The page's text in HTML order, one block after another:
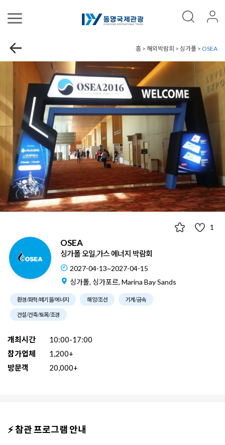
홈 > 해외박람회 > 싱가폴 > OSEA
1
OSEA
싱가폴 오일,가스 에너지 박람회
2027-04-13~2027-04-15
싱가폴, 싱가포르, Marina Bay Sands
환경/화학/폐기물/에너지 해양/조선 기계/금속
건설/건축/토목/조경
개최시간
10:00-17:00
참가업체
1,200+
방문객
20,000+
⚡ 참관 프로그램 안내